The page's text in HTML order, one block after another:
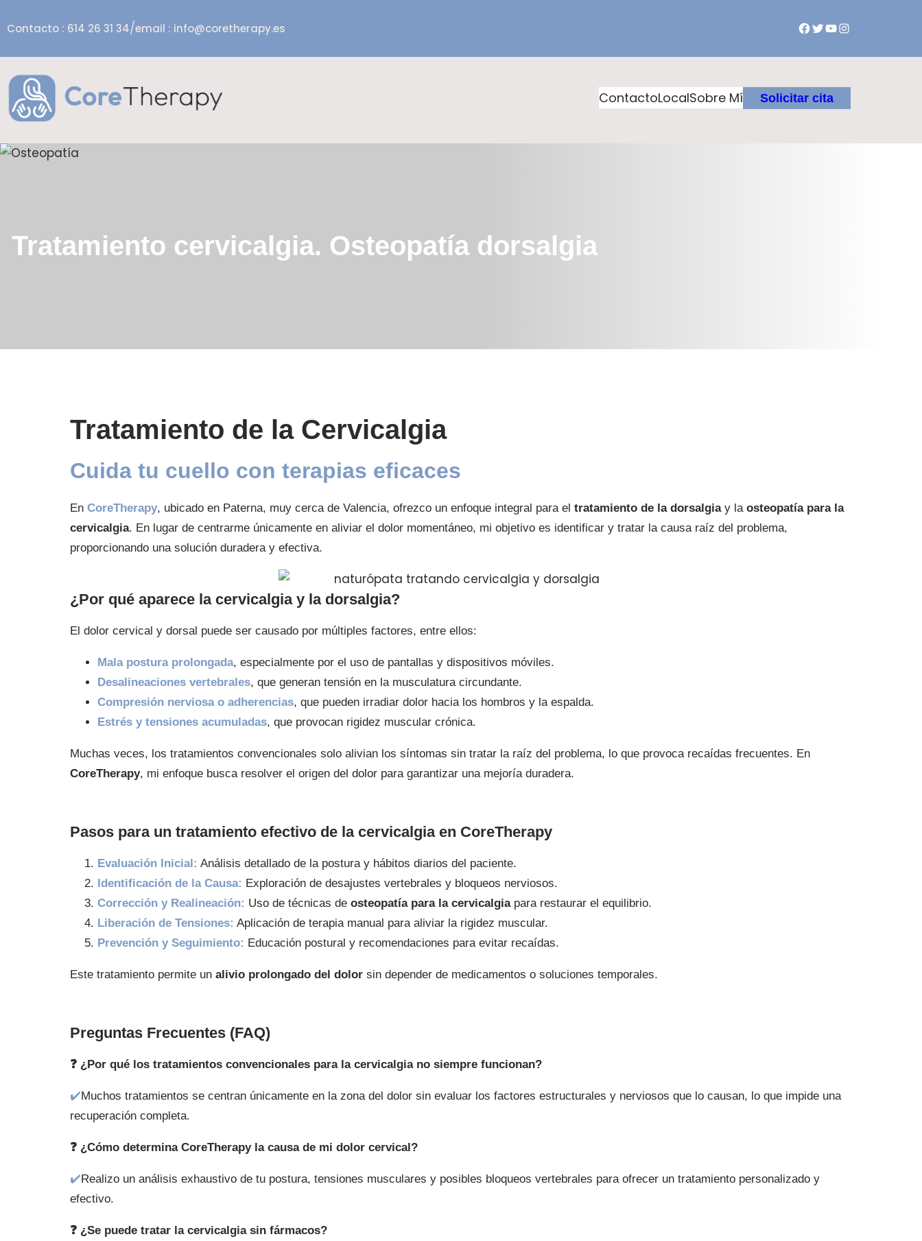
Contacto : 614 26 31 34/email : info@coretherapy.es
ContactoLocalSobre Mí Solicitar cita
Tratamiento cervicalgia. Osteopatía dorsalgia
Tratamiento de la Cervicalgia
Cuida tu cuello con terapias eficaces
En CoreTherapy, ubicado en Paterna, muy cerca de Valencia, ofrezco un enfoque integral para el tratamiento de la dorsalgiay la osteopatía para la
cervicalgia. En lugar de centrarme únicamente en aliviar el dolor momentáneo, mi objetivo es identificar y tratar la causa raíz del problema,
proporcionando una solución duradera y efectiva.
¿Por qué aparece la cervicalgia y la dorsalgia?
El dolor cervical y dorsal puede ser causado por múltiples factores, entre ellos:
Mala postura prolongada, especialmente por el uso de pantallas y dispositivos móviles.
Desalineaciones vertebrales, que generan tensión en la musculatura circundante.
Compresión nerviosa o adherencias, que pueden irradiar dolor hacia los hombros y la espalda.
Estrés y tensiones acumuladas, que provocan rigidez muscular crónica.
Muchas veces, los tratamientos convencionales solo alivian los síntomas sin tratar la raíz del problema, lo que provoca recaídas frecuentes. En
CoreTherapy, mi enfoque busca resolver el origen del dolor para garantizar una mejoría duradera.
Pasos para un tratamiento efectivo de la cervicalgia en CoreTherapy
Evaluación Inicial: Análisis detallado de la postura y hábitos diarios del paciente.
Identificación de la Causa: Exploración de desajustes vertebrales y bloqueos nerviosos.
Corrección y Realineación: Uso de técnicas de osteopatía para la cervicalgiapara restaurar el equilibrio.
Liberación de Tensiones: Aplicación de terapia manual para aliviar la rigidez muscular.
Prevención y Seguimiento: Educación postural y recomendaciones para evitar recaídas.
Este tratamiento permite un alivio prolongado del dolor sin depender de medicamentos o soluciones temporales.
Preguntas Frecuentes (FAQ)
❓ ¿Por qué los tratamientos convencionales para la cervicalgia no siempre funcionan?
✔️Muchos tratamientos se centran únicamente en la zona del dolor sin evaluar los factores estructurales y nerviosos que lo causan, lo que impide una
recuperación completa.
❓ ¿Cómo determina CoreTherapy la causa de mi dolor cervical?
✔️ Realizo un análisis exhaustivo de tu postura, tensiones musculares y posibles bloqueos vertebrales para ofrecer un tratamiento personalizado y
efectivo.
❓ ¿Se puede tratar la cervicalgia sin fármacos?